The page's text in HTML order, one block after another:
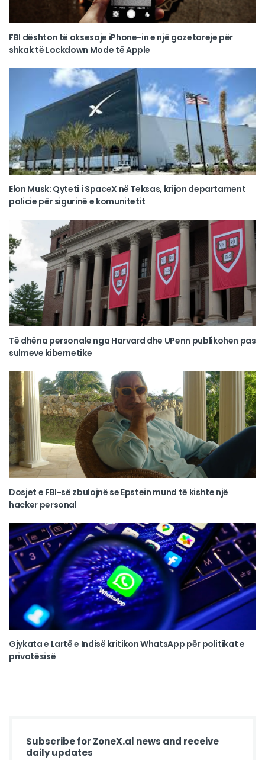
FBI dështon të aksesoje iPhone-in e një gazetareje për
shkak të Lockdown Mode të Apple
Elon Musk: Qyteti i SpaceX në Teksas, krijon departament
policie për sigurinë e komunitetit
Të dhëna personale nga Harvard dhe UPenn publikohen pas
sulmeve kibernetike
Dosjet e FBI-së zbulojnë se Epstein mund të kishte një
hacker personal
Gjykata e Lartë e Indisë kritikon WhatsApp për politikat e
privatësisë
Subscribe for ZoneX.al news and receive
daily updates